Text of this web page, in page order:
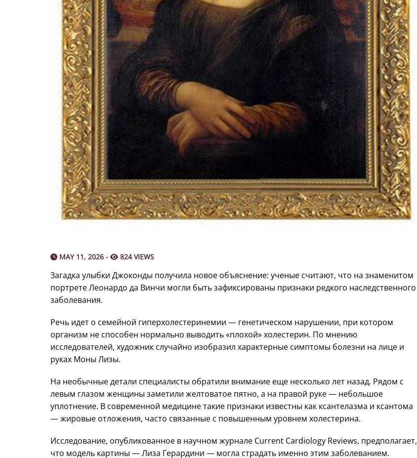
MAY 11, 2026 - 824 VIEWS
Загадка улыбки Джоконды получила новое объяснение: ученые считают, что на знаменитом
портрете Леонардо да Винчи могли быть зафиксированы признаки редкого наследственного
заболевания.
Речь идет о семейной гиперхолестеринемии — генетическом нарушении, при котором
организм не способен нормально выводить «плохой» холестерин. По мнению
исследователей, художник случайно изобразил характерные симптомы болезни на лице и
руках Моны Лизы.
На необычные детали специалисты обратили внимание еще несколько лет назад. Рядом с
левым глазом женщины заметили желтоватое пятно, а на правой руке — небольшое
уплотнение. В современной медицине такие признаки известны как ксантелазма и ксантома
— жировые отложения, часто связанные с повышенным уровнем холестерина.
Исследование, опубликованное в научном журнале Current Cardiology Reviews, предполагает,
что модель картины — Лиза Герардини — могла страдать именно этим заболеванием.